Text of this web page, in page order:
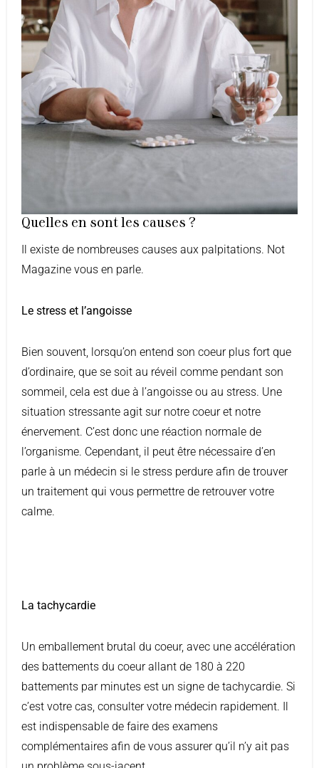
Quelles en sont les causes ?
Il existe de nombreuses causes aux palpitations. Not
Magazine vous en parle.
Le stress et l’angoisse
Bien souvent, lorsqu’on entend son coeur plus fort que
d’ordinaire, que se soit au réveil comme pendant son
sommeil, cela est due à l’angoisse ou au stress. Une
situation stressante agit sur notre coeur et notre
énervement. C’est donc une réaction normale de
l’organisme. Cependant, il peut être nécessaire d’en
parle à un médecin si le stress perdure afin de trouver
un traitement qui vous permettre de retrouver votre
calme.
La tachycardie
Un emballement brutal du coeur, avec une accélération
des battements du coeur allant de 180 à 220
battements par minutes est un signe de tachycardie. Si
c’est votre cas, consulter votre médecin rapidement. Il
est indispensable de faire des examens
complémentaires afin de vous assurer qu’il n’y ait pas